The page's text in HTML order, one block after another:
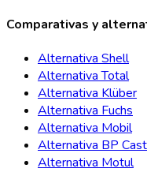
Comparativas y
Alternativa Shell
Alternativa Total
Alternativa Klüber
Alternativa Fuchs
Alternativa Mobil
Alternativa BP
Alternativa Motul